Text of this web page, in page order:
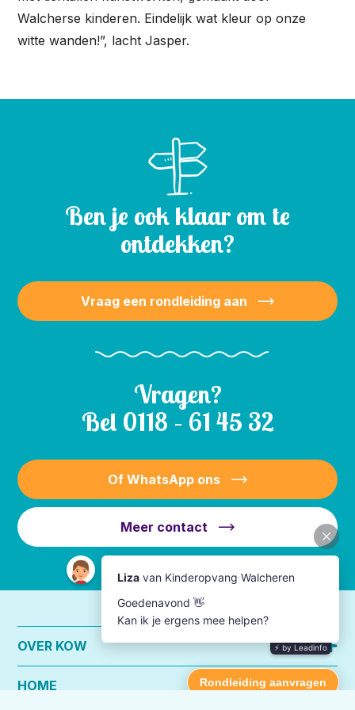
Walcherse kinderen. Eindelijk wat kleur op onze
witte wanden!”, lacht Jasper.
Ben je ook klaar om te
ontdekken?
Vraag een rondleiding aan
Vragen?
Bel 0118 – 61 45 32
Of WhatsApp ons
Meer contact
OVER KOW
HOME